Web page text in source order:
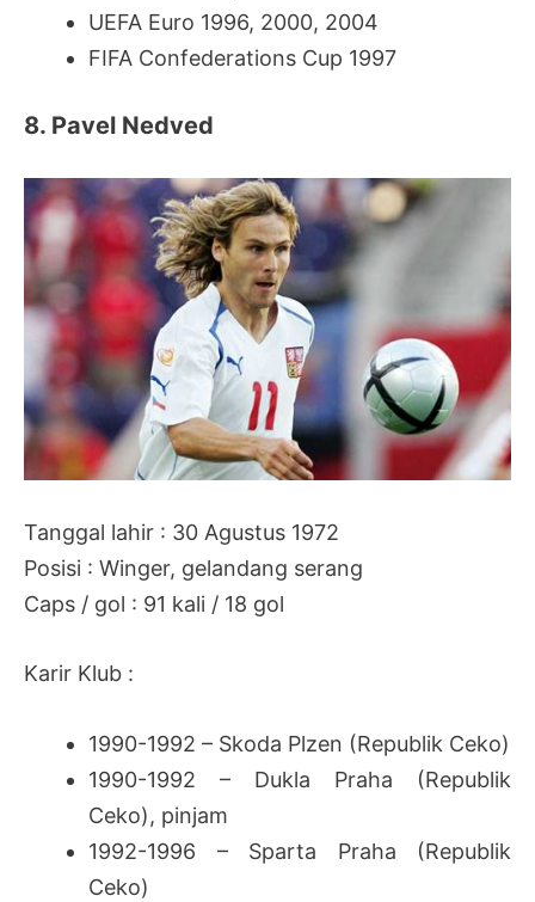
UEFA Euro 1996, 2000, 2004
FIFA Confederations Cup 1997
8. Pavel Nedved
Tanggal lahir : 30 Agustus 1972
Posisi : Winger, gelandang serang
Caps / gol : 91 kali / 18 gol
Karir Klub :
1990-1992 – Skoda Plzen (Republik Ceko)
1990-1992 – Dukla Praha (Republik
Ceko), pinjam
1992-1996 – Sparta Praha (Republik
Ceko)